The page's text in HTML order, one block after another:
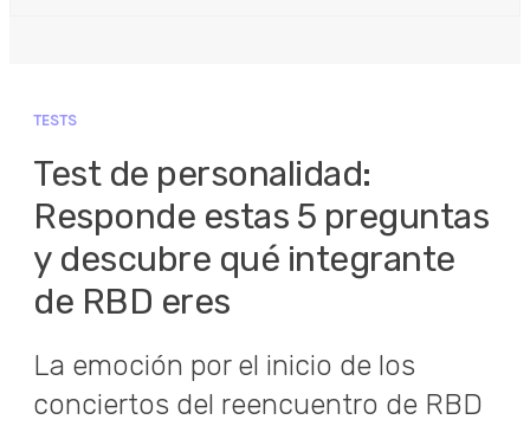
TESTS
Test de personalidad:
Responde estas 5 preguntas
y descubre qué integrante
de RBD eres
La emoción por el inicio de los
conciertos del reencuentro de RBD